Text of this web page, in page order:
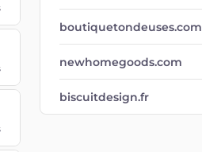
boutiquetondeuses.com
newhomegoods.com
biscuitdesign.fr